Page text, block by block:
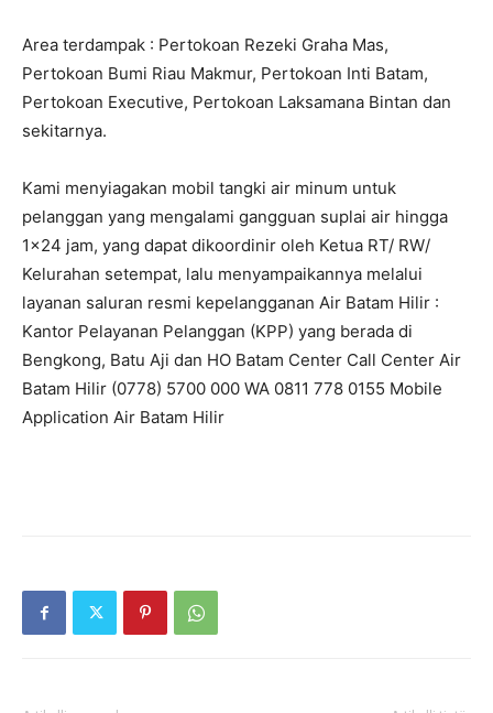
Area terdampak : Pertokoan Rezeki Graha Mas,
Pertokoan Bumi Riau Makmur, Pertokoan Inti Batam,
Pertokoan Executive, Pertokoan Laksamana Bintan dan
sekitarnya.
Kami menyiagakan mobil tangki air minum untuk
pelanggan yang mengalami gangguan suplai air hingga
1×24 jam, yang dapat dikoordinir oleh Ketua RT/ RW/
Kelurahan setempat, lalu menyampaikannya melalui
layanan saluran resmi kepelangganan Air Batam Hilir :
Kantor Pelayanan Pelanggan (KPP) yang berada di
Bengkong, Batu Aji dan HO Batam Center Call Center Air
Batam Hilir (0778) 5700 000 WA 0811 778 0155 Mobile
Application Air Batam Hilir